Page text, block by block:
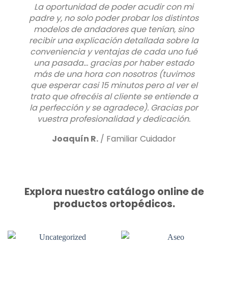
La oportunidad de poder acudir con mi
padre y, no solo poder probar los distintos
modelos de andadores que tenían, sino
recibir una explicación detallada sobre la
conveniencia y ventajas de cada uno fué
una pasada… gracias por haber estado
más de una hora con nosotros (tuvimos
que esperar casi 15 minutos pero al ver el
trato que ofrecéis al cliente se entiende a
la perfección y se agradece). Gracias por
vuestra profesionalidad y dedicación.
Joaquín R. / Familiar Cuidador
Explora nuestro catálogo online de
productos ortopédicos.